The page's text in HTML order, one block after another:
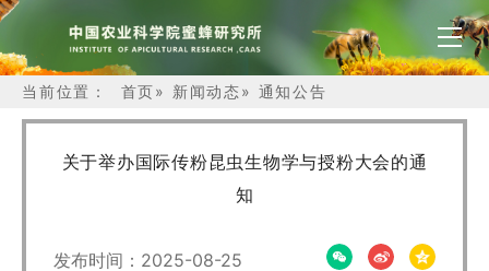
当前位置： 首页» 新闻动态» 通知公告
关于举办国际传粉昆虫生物学与授粉大会的通
知
发布时间：2025-08-25